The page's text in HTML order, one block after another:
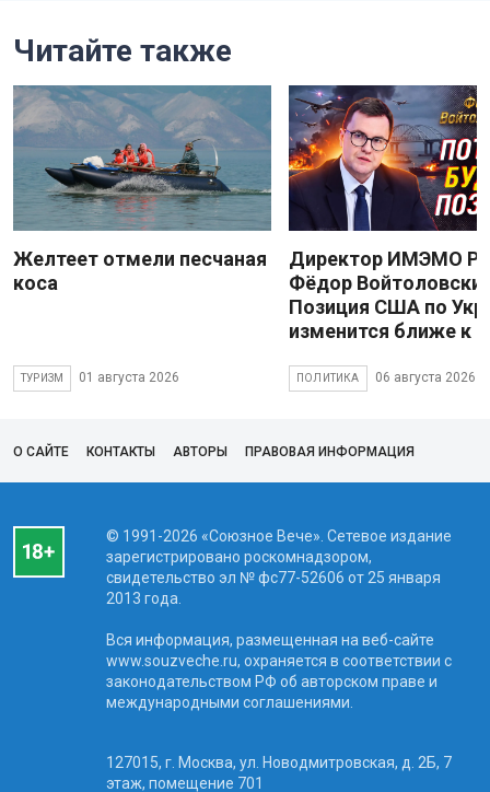
Читайте также
Желтеет отмели песчаная
коса
ТУРИЗМ 01 августа 2026
Директор ИМЭМО
Фёдор
Позиция США по
изменится ближе к
ПОЛИТИКА 06 августа 2026
О САЙТЕ КОНТАКТЫ АВТОРЫ ПРАВОВАЯ ИНФОРМАЦИЯ
© 1991-2026 «Союзное Вече». Сетевое издание
зарегистрировано роскомнадзором,
свидетельство эл № фc77-52606 от 25 января
2013 года.
Вся информация, размещенная на веб-сайте
www.souzveche.ru, охраняется в соответствии с
законодательством РФ об авторском праве и
международными соглашениями.
127015, г. Москва, ул. Новодмитровская, д. 2Б, 7
этаж, помещение 701